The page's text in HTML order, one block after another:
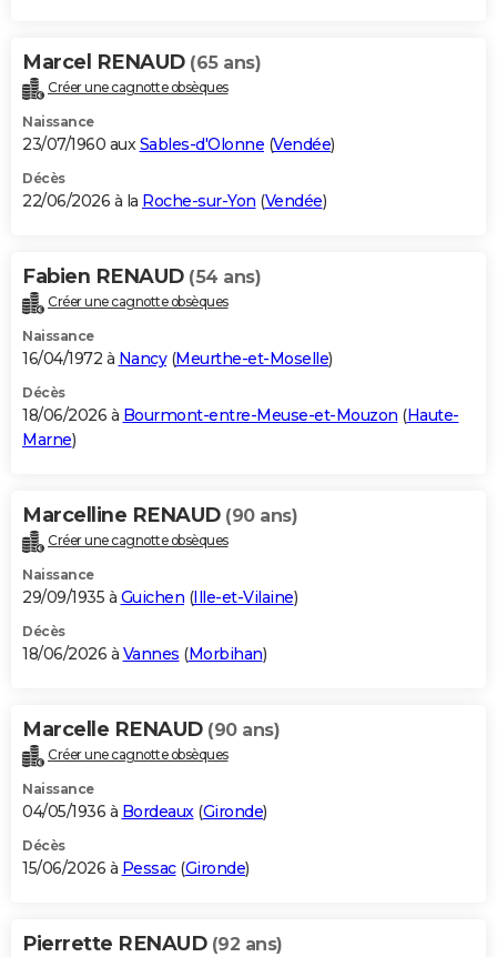
Marcel RENAUD (65 ans)
Créer une cagnotte obsèques
Naissance
23/07/1960 auxSables-d'Olonne (Vendée)
Décès
22/06/2026 à la Roche-sur-Yon (Vendée)
Fabien RENAUD (54 ans)
Créer une cagnotte obsèques
Naissance
16/04/1972 à Nancy(Meurthe-et-Moselle)
Décès
18/06/2026 à Bourmont-entre-Meuse-et-Mouzon (Haute-
Marne)
Marcelline RENAUD (90 ans)
Créer une cagnotte obsèques
Naissance
29/09/1935 à Guichen (Ille-et-Vilaine)
Décès
18/06/2026 à Vannes (Morbihan)
Marcelle RENAUD (90 ans)
Créer une cagnotte obsèques
Naissance
04/05/1936 à Bordeaux(Gironde)
Décès
15/06/2026 à Pessac(Gironde)
Pierrette RENAUD (92 ans)